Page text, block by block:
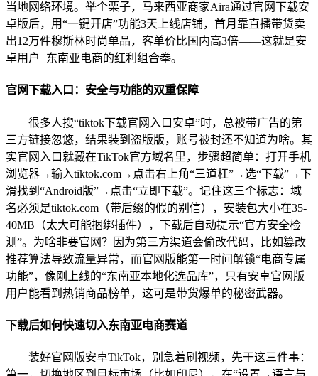
当地网络环境。举个栗子，马来西亚商家Aira通过官网下载安
卓版后，用“一键开店”功能3天上线店铺，首月靠直播带货卖
出12万件穆斯林时尚单品，客单价比国内高3倍——这就是安
卓用户+东南亚电商的红利组合拳。
官网下载入口：安全与功能的双重保障
很多人搜“tiktok下载官网入口安卓”时，总被带广告的第
三方链接忽悠，结果装到盗版版，账号被封还不知道为啥。其
实官网入口就藏在TikTok官方域名里，步骤超简单：打开手机
浏览器→输入tiktok.com→点击右上角“三道杠”→选“下载”→下
滑找到“Android版”→点击“立即下载”。记住这三个标志：域
名必须是tiktok.com（带后缀的假的别信），安装包大小在35-
40MB（太大可能捆绑插件），下载后自动提示“官方安全检
测”。为啥非要官网？因为第三方渠道会偷改代码，比如篡改
推荐算法导致流量异常，而官网版能第一时间解锁“电商专属
功能”，像刚上线的“东南亚本地化选品库”，只有安卓官网版
用户能看到热销商品榜单，这可是带货爆单的秘密武器。
下载后如何快速切入东南亚电商赛道
装好官网版安卓TikTok，别急着刷视频，先干这三件事：